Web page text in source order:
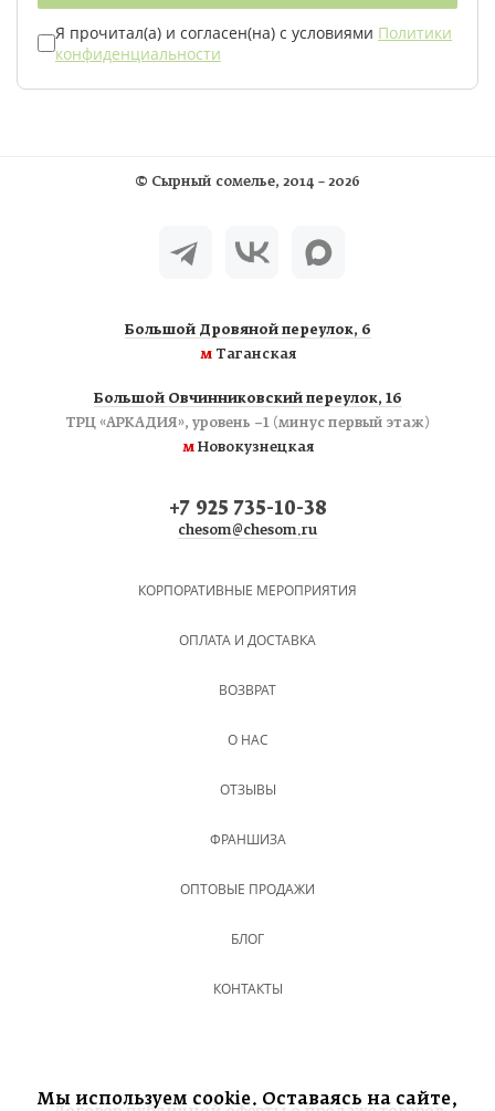
Я прочитал(а) и согласен(на) с условиями Политики
конфиденциальности
© Сырный сомелье, 2014 – 2026
Большой Дровяной переулок, 6
мТаганская
Большой Овчинниковский переулок, 16
ТРЦ «АРКАДИЯ», уровень −1 (минус первый этаж)
мНовокузнецкая
+7 925 735-10-38
chesom@chesom.ru
КОРПОРАТИВНЫЕ МЕРОПРИЯТИЯ
ОПЛАТА И ДОСТАВКА
ВОЗВРАТ
О НАС
ОТЗЫВЫ
ФРАНШИЗА
ОПТОВЫЕ ПРОДАЖИ
БЛОГ
КОНТАКТЫ
Мы используем cookie. Оставаясь на сайте,